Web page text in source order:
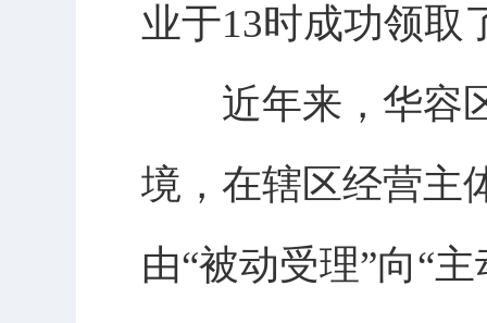
业于13时成功领取
近年来，华容区
境，在辖区经营主
由“被动受理”向“